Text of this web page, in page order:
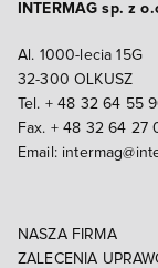
INTERMAG sp. z
Al. 1000-lecia 15G
32-300 OLKUSZ
Tel. + 48 32 64 55
Fax. + 48 32 64 27
Email:
NASZA FIRMA
ZALECENIA